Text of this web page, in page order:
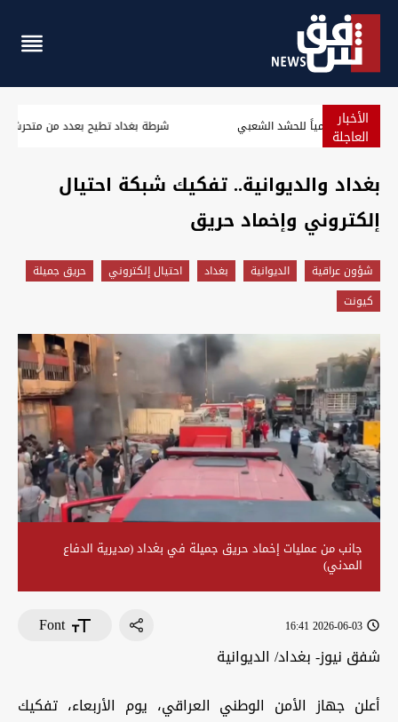
الأخبار
العاجلة الداخلية العراقية تعلن إغلاق 71 مقراً وهمياً للحشد الشعبي
بغداد والديوانية.. تفكيك شبكة احتيال
إلكتروني وإخماد حريق
شؤون عراقية الديوانية بغداد احتيال إلكتروني
حريق جميلة
كيونت
جانب من عمليات إخماد حريق جميلة في بغداد (مديرية الدفاع
المدني)
2026-06-03 16:41
Font
شفق نيوز- بغداد/ الديوانية
أعلن جهاز الأمن الوطني العراقي، يوم الأربعاء، تفكيك